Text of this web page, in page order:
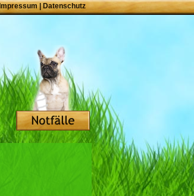
Impressum|Datenschutz